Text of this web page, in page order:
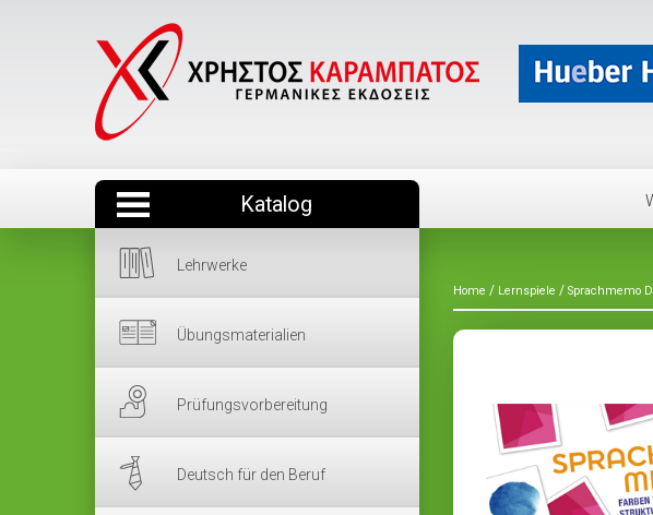
Katalog
Lehrwerke
Übungsmaterialien
Prüfungsvorbereitung
Deutsch für den Beruf
Home / Lernspiele / Sprachmemo